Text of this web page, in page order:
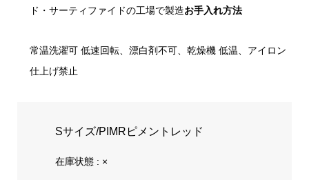
ド・サーティファイドの工場で製造お手入れ方法
常温洗濯可 低速回転、漂白剤不可、乾燥機 低温、アイロン
仕上げ禁止
Sサイズ/PIMRピメントレッド
在庫状態 : ×